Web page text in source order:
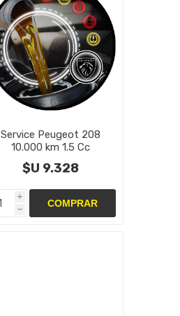
Service Peugeot 208
10.000 km 1.5 Cc
$U 9.328
i
h